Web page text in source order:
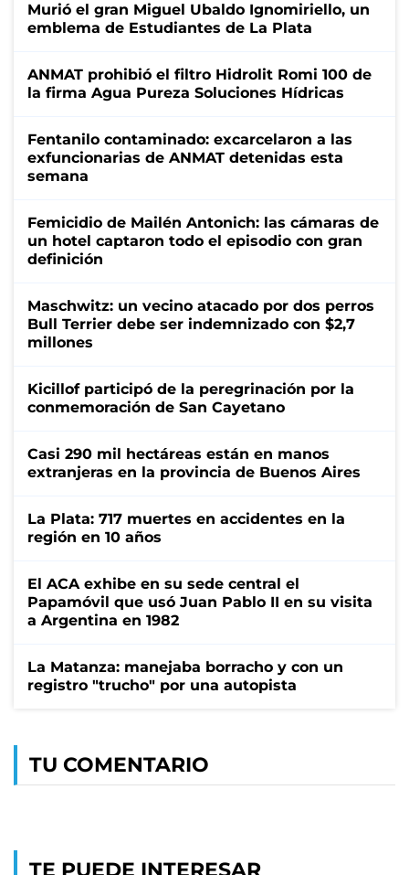
Murió el gran Miguel Ubaldo Ignomiriello, un
emblema de Estudiantes de La Plata
ANMAT prohibió el filtro Hidrolit Romi 100 de
la firma Agua Pureza Soluciones Hídricas
Fentanilo contaminado: excarcelaron a las
exfuncionarias de ANMAT detenidas esta
semana
Femicidio de Mailén Antonich: las cámaras de
un hotel captaron todo el episodio con gran
definición
Maschwitz: un vecino atacado por dos perros
Bull Terrier debe ser indemnizado con $2,7
millones
Kicillof participó de la peregrinación por la
conmemoración de San Cayetano
Casi 290 mil hectáreas están en manos
extranjeras en la provincia de Buenos Aires
La Plata: 717 muertes en accidentes en la
región en 10 años
El ACA exhibe en su sede central el
Papamóvil que usó Juan Pablo II en su visita
a Argentina en 1982
La Matanza: manejaba borracho y con un
registro "trucho" por una autopista
TU COMENTARIO
TE PUEDE INTERESAR